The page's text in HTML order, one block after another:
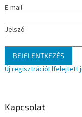
E-mail
Jelszó
BEJELENTKEZÉS
Új regisztrációElfelejtett
Kapcsolat